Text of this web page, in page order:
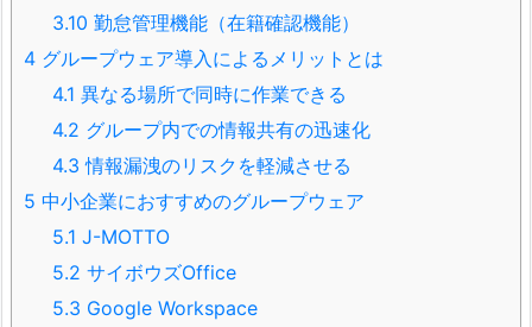
3.10 勤怠管理機能（在籍確認機能）
4 グループウェア導入によるメリットとは
4.1 異なる場所で同時に作業できる
4.2 グループ内での情報共有の迅速化
4.3 情報漏洩のリスクを軽減させる
5 中小企業におすすめのグループウェア
5.1 J-MOTTO
5.2 サイボウズOffice
5.3 Google Workspace